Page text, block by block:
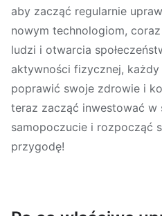
aby zacząć regularnie
nowym technologiom,
ludzi i otwarcia
aktywności fizycznej, każdy
poprawić swoje zdrowie i
teraz zacząć inwestować w
samopoczucie i rozpocząć
przygodę!